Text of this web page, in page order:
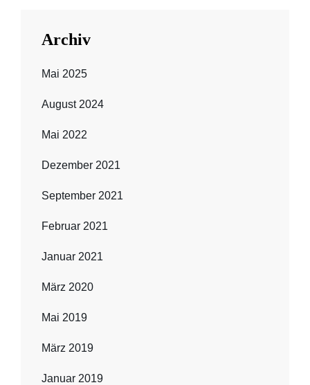
Archiv
Mai 2025
August 2024
Mai 2022
Dezember 2021
September 2021
Februar 2021
Januar 2021
März 2020
Mai 2019
März 2019
Januar 2019